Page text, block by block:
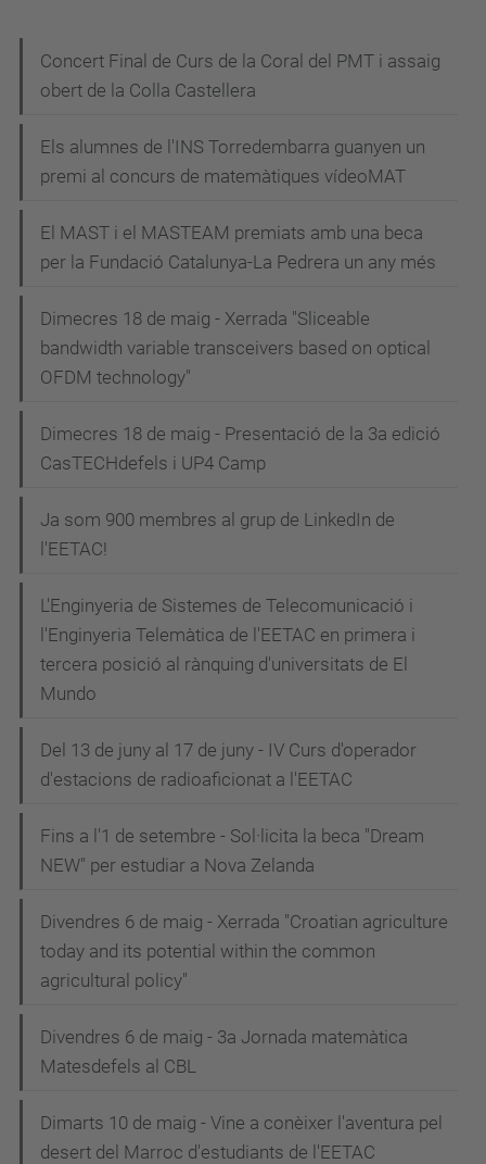
g
c
Concert Final de Curs de la Coral del PMT i assaig
obert de la Colla Castellera
Els alumnes de l'INS Torredembarra guanyen un
premi al concurs de matemàtiques vídeoMAT
El MAST i el MASTEAM premiats amb una beca
per la Fundació Catalunya-La Pedrera un any més
Dimecres 18 de maig - Xerrada "Sliceable
bandwidth variable transceivers based on optical
OFDM technology"
Dimecres 18 de maig - Presentació de la 3a edició
CasTECHdefels i UP4 Camp
Ja som 900 membres al grup de LinkedIn de
l'EETAC!
L'Enginyeria de Sistemes de Telecomunicació i
l'Enginyeria Telemàtica de l'EETAC en primera i
tercera posició al rànquing d'universitats de El
Mundo
Del 13 de juny al 17 de juny - IV Curs d'operador
d'estacions de radioaficionat a l'EETAC
Fins a l'1 de setembre - Sol·licita la beca "Dream
NEW" per estudiar a Nova Zelanda
Divendres 6 de maig - Xerrada "Croatian agriculture
today and its potential within the common
agricultural policy"
Divendres 6 de maig - 3a Jornada matemàtica
Matesdefels al CBL
Dimarts 10 de maig - Vine a conèixer l'aventura pel
desert del Marroc d'estudiants de l'EETAC